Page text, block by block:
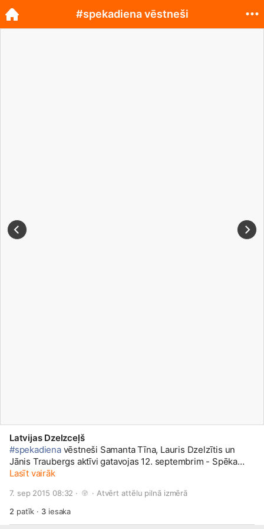
Latvijas Dzelzceļš
#spekadienavēstneši Samanta Tīna, Lauris Dzelzītis un
Jānis Traubergs aktīvi gatavojas 12. septembrim - Spēka
dienai! Turpini gatavoties arī Tu, lietojot tēmturi
www.spekadiena.lv/
Lasīt vairāk
7. sep 2015 08:32 · · Atvērt attēlu pilnā izmērā
2 patīk · 3iesaka
#spekadiena vēstneši